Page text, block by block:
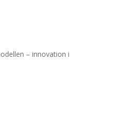
– innovation i